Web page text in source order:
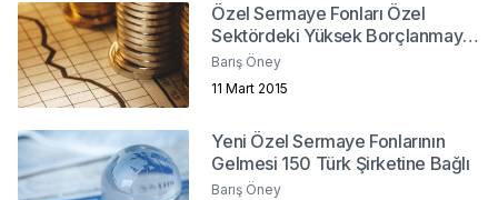
Özel Sermaye Fonları Özel
Sektördeki Yüksek Borçlanmaya
Çözüm Olabilir Mi?
Barış Öney
11 Mart 2015
Yeni Özel Sermaye Fonlarının
Gelmesi 150 Türk Şirketine Bağlı
Barış Öney